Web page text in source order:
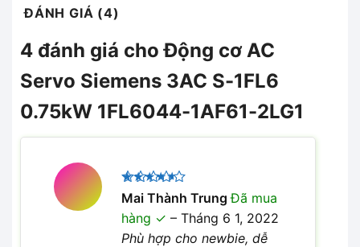
ĐÁNH GIÁ (4)
4 đánh giá choĐộng cơ AC
Servo Siemens 3AC S-1FL6
0.75kW 1FL6044-1AF61-2LG1
Được
xếp hạng
45 sao
Mai Thành TrungĐã mua
hàng
– Tháng 6 1, 2022
Phù hợp cho newbie, dễ